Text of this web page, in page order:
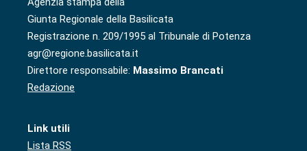
Giunta Regionale della Basilicata
Registrazione n. 209/1995 al Tribunale di Potenza
agr@regione.basilicata.it
Direttore responsabile: Massimo Brancati
Redazione
Link utili
Lista RSS